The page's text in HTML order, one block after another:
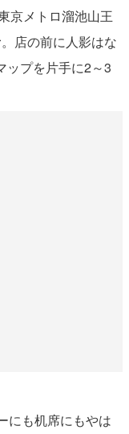
京メトロ溜池山王
店の前に人影はな
ップを片手に2～3
にも机席にもやは